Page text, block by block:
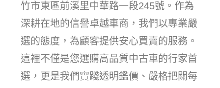
竹市東區前溪里中華路一段245號。作為
深耕在地的信譽卓越車商，我們以專業嚴
選的態度，為顧客提供安心買賣的服務。
這裡不僅是您選購高品質中古車的行家首
選，更是我們實踐透明鑑價、嚴格把關每